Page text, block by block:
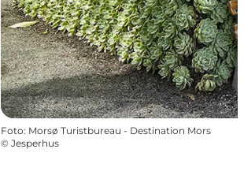
Foto: Morsø Turistbureau - Destination Mors
© Jesperhus